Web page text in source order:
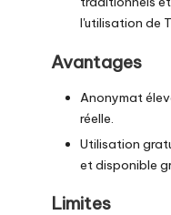
l'utilisation de
Avantages
Anonymat
réelle.
Utilisation
et disponible
Limites